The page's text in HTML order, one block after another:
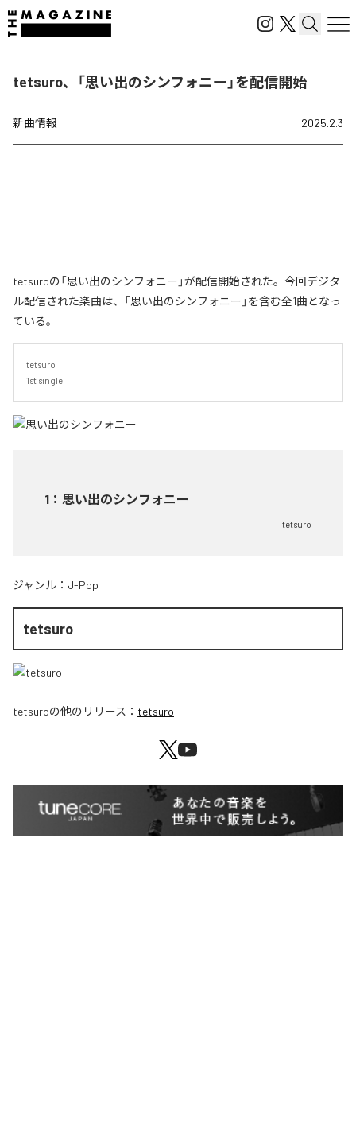
tetsuro、「思い出のシンフォニー」を配信開始
新曲情報 2025.2.3
tetsuroの「思い出のシンフォニー」が配信開始された。今回デジタ
ル配信された楽曲は、「思い出のシンフォニー」を含む全1曲となっ
ている。
tetsuro
1st single
1 ： 思い出のシンフォニー
tetsuro
ジャンル： J-Pop
tetsuro
tetsuroの他のリリース： tetsuro